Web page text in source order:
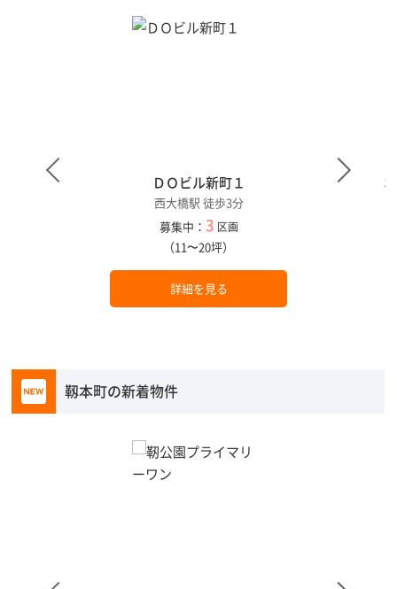
ＤＯビル新町１
西大橋駅 徒歩3分
募集中： 3 区画
（11〜20坪）
詳細を見る
靱本町の新着物件